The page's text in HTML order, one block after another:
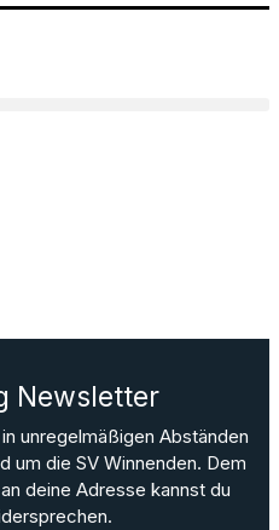
Newsletter
unregelmäßigen Abständen
um die SV Winnenden. Dem
deine Adresse kannst du